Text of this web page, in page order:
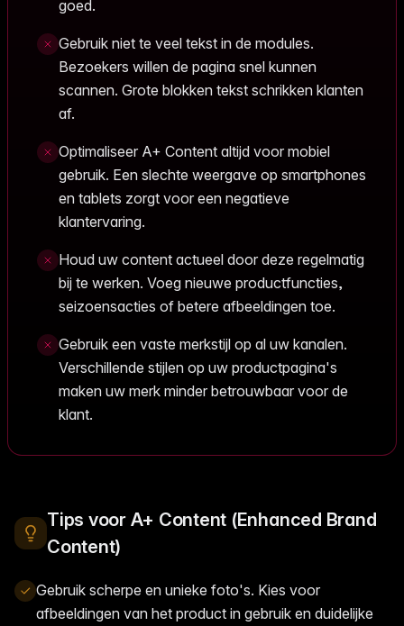
goed.
Gebruik niet te veel tekst in de modules.
Bezoekers willen de pagina snel kunnen
scannen. Grote blokken tekst schrikken klanten
af.
Optimaliseer A+ Content altijd voor mobiel
gebruik. Een slechte weergave op smartphones
en tablets zorgt voor een negatieve
klantervaring.
Houd uw content actueel door deze regelmatig
bij te werken. Voeg nieuwe productfuncties,
seizoensacties of betere afbeeldingen toe.
Gebruik een vaste merkstijl op al uw kanalen.
Verschillende stijlen op uw productpagina's
maken uw merk minder betrouwbaar voor de
klant.
Tips voor A+ Content (Enhanced Brand
Content)
Gebruik scherpe en unieke foto's. Kies voor
afbeeldingen van het product in gebruik en duidelijke